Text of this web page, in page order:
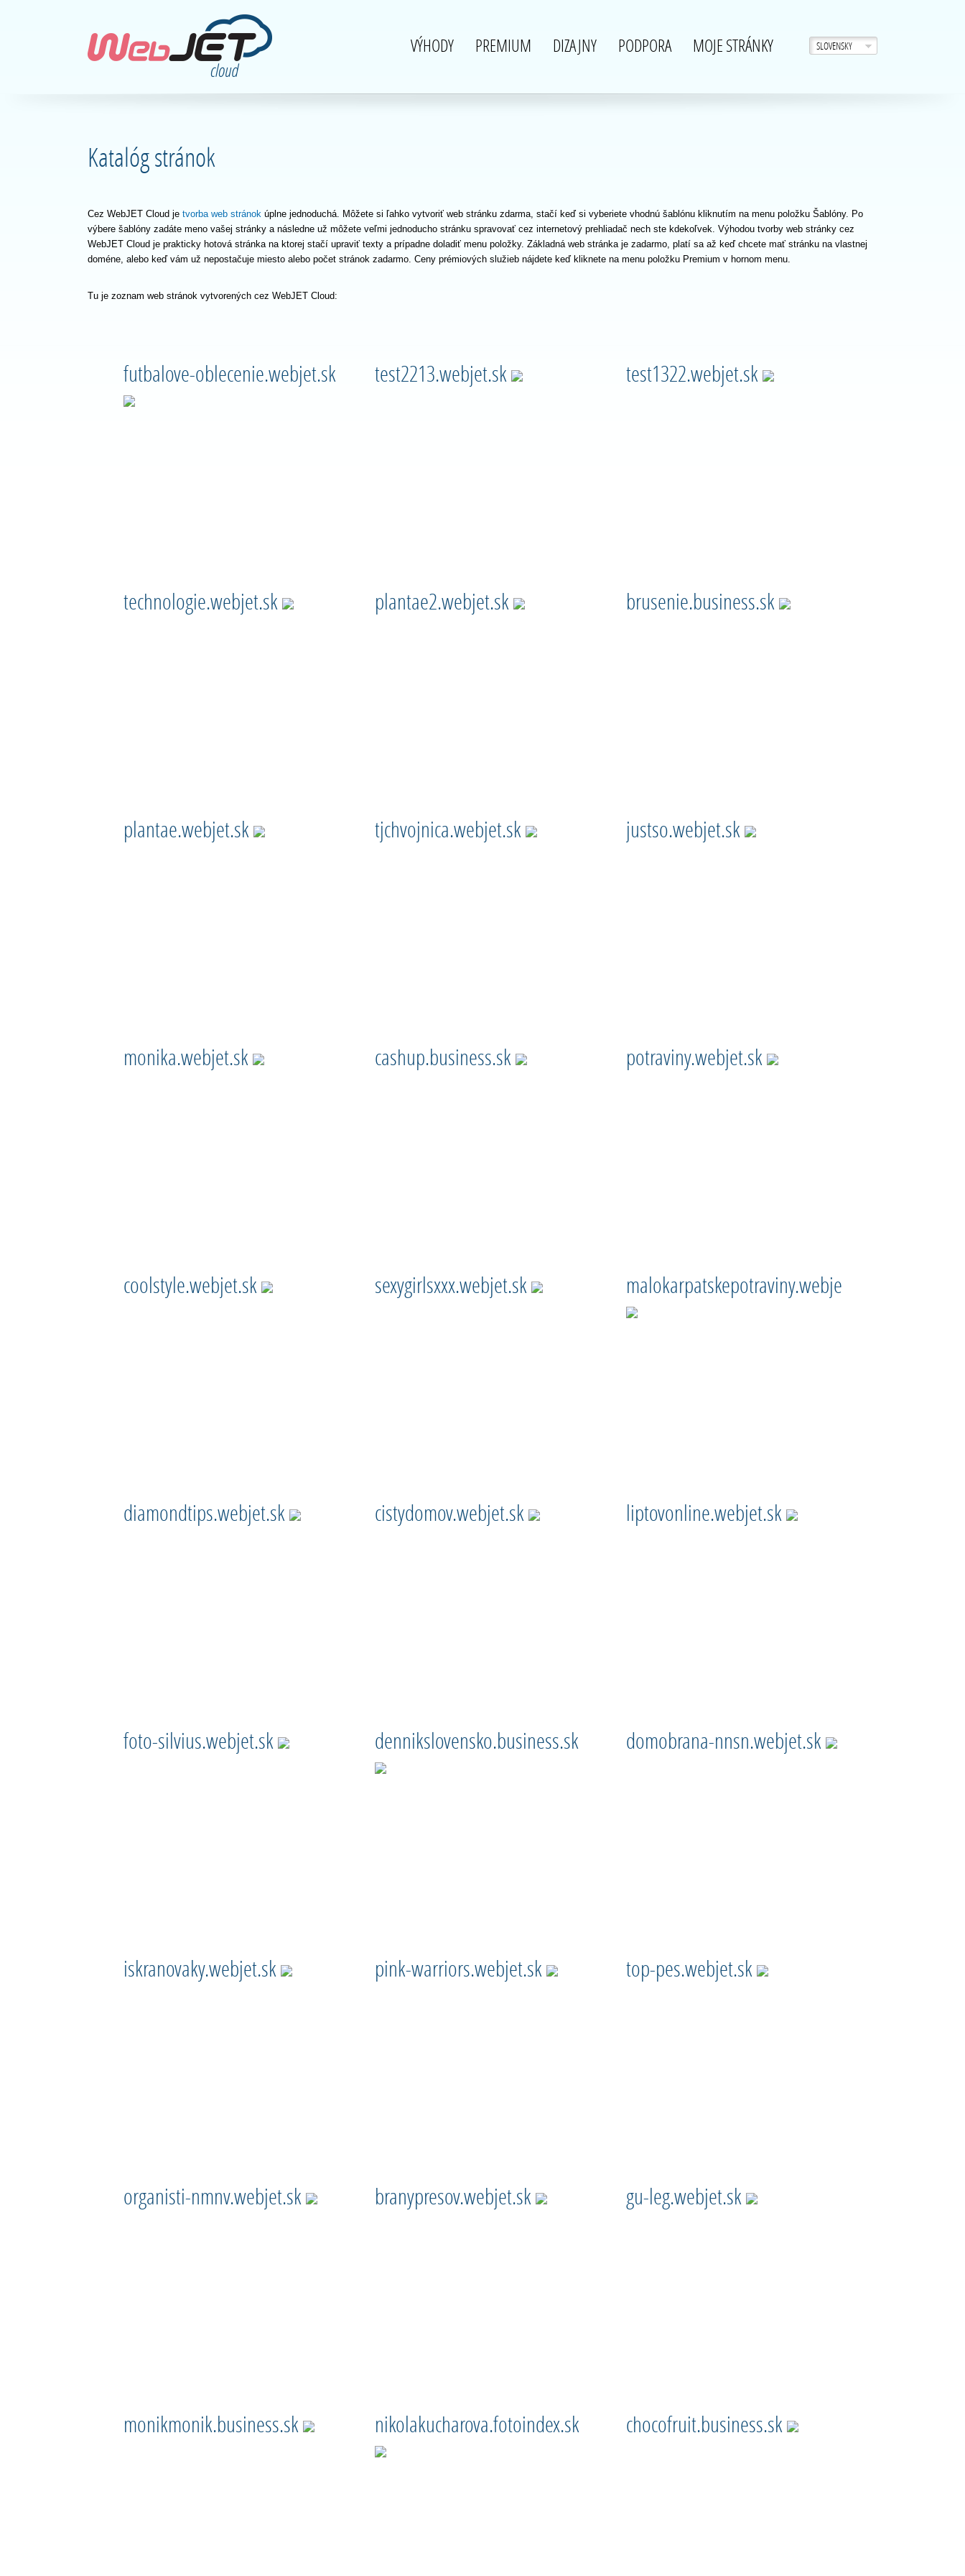
SLOVENSKY
VÝHODY PREMIUM DIZAJNY PODPORA MOJE STRÁNKY
Katalóg stránok
Cez WebJET Cloud je tvorba web stránok úplne jednoduchá. Môžete si ľahko vytvoriť web stránku zdarma, stačí keď si vyberiete vhodnú šablónu kliknutím na menu položku Šablóny. Po
výbere šablóny zadáte meno vašej stránky a následne už môžete veľmi jednoducho stránku spravovať cez internetový prehliadač nech ste kdekoľvek. Výhodou tvorby web stránky cez
WebJET Cloud je prakticky hotová stránka na ktorej stačí upraviť texty a prípadne doladiť menu položky. Základná web stránka je zadarmo, platí sa až keď chcete mať stránku na vlastnej
doméne, alebo keď vám už nepostačuje miesto alebo počet stránok zadarmo. Ceny prémiových služieb nájdete keď kliknete na menu položku Premium v hornom menu.
Tu je zoznam web stránok vytvorených cez WebJET Cloud:
futbalove-oblecenie.webjet.sk test2213.webjet.sk test1322.webjet.sk
technologie.webjet.sk plantae2.webjet.sk brusenie.business.sk
plantae.webjet.sk tjchvojnica.webjet.sk justso.webjet.sk
monika.webjet.sk cashup.business.sk potraviny.webjet.sk
coolstyle.webjet.sk sexygirlsxxx.webjet.sk malokarpatskepotraviny.webjet.sk
diamondtips.webjet.sk cistydomov.webjet.sk liptovonline.webjet.sk
foto-silvius.webjet.sk dennikslovensko.business.sk domobrana-nnsn.webjet.sk
iskranovaky.webjet.sk pink-warriors.webjet.sk top-pes.webjet.sk
organisti-nmnv.webjet.sk branypresov.webjet.sk gu-leg.webjet.sk
monikmonik.business.sk nikolakucharova.fotoindex.sk chocofruit.business.sk